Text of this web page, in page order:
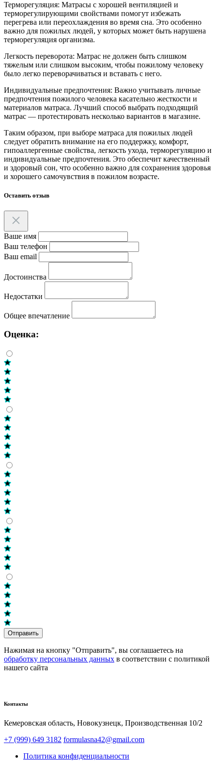
Терморегуляция: Матрасы с хорошей вентиляцией и
терморегулирующими свойствами помогут избежать
перегрева или переохлаждения во время сна. Это особенно
важно для пожилых людей, у которых может быть нарушена
терморегуляция организма.
Легкость переворота: Матрас не должен быть слишком
тяжелым или слишком высоким, чтобы пожилому человеку
было легко переворачиваться и вставать с него.
Индивидуальные предпочтения: Важно учитывать личные
предпочтения пожилого человека касательно жесткости и
материалов матраса. Лучший способ выбрать подходящий
матрас — протестировать несколько вариантов в магазине.
Таким образом, при выборе матраса для пожилых людей
следует обратить внимание на его поддержку, комфорт,
гипоаллергенные свойства, легкость ухода, терморегуляцию и
индивидуальные предпочтения. Это обеспечит качественный
и здоровый сон, что особенно важно для сохранения здоровья
и хорошего самочувствия в пожилом возрасте.
Оставить отзыв
Ваше имя
Ваш телефон
Ваш email
Достоинства
Недостатки
Общее впечатление
Оценка:
Отправить
Нажимая на кнопку "Отправить", вы соглашаетесь на
обработку персональных данных в соответствии с политикой
нашего сайта
Контакты
Кемеровская область, Новокузнецк,​ Производственная 10/2
+7 (999) 649 3182 formulasna42@gmail.com
Политика конфиденциальности